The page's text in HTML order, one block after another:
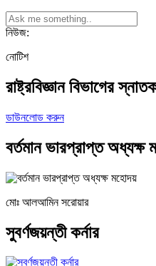
নিউজ:
নোটিশ
রাষ্ট্রবিজ্ঞান বিভাগের
ডাউনলোড করুন
বর্তমান ভারপ্রাপ্ত অধ্যক্ষ
মোঃ আলআমিন সরোয়ার
সুবর্ণজয়ন্তী কর্নার